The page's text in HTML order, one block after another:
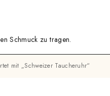
Schmuck zu tragen.
mit „Schweizer Taucheruhr“